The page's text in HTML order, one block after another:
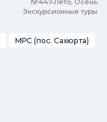
№447•Лето, Осень
Экскурсионные туры
МРС (пос. Сахюрта)